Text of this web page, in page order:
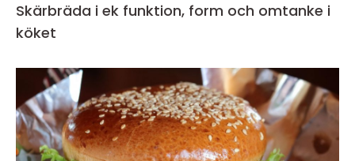
Skärbräda i ek funktion, form och omtanke i
köket